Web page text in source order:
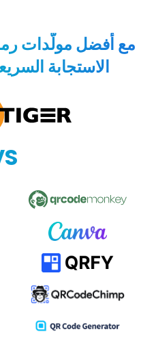
الاستجابة